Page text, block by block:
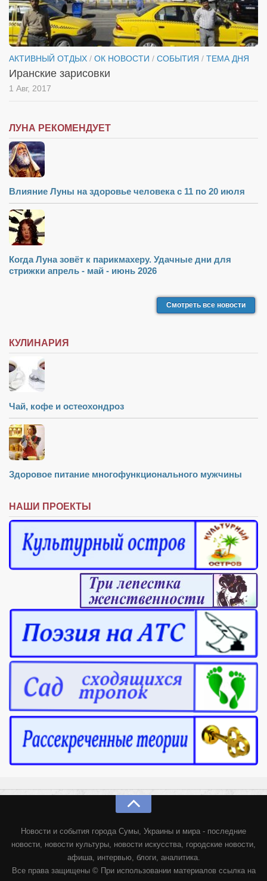
АКТИВНЫЙ ОТДЫХ / ОК НОВОСТИ / СОБЫТИЯ / ТЕМА ДНЯ
Иранские зарисовки
1 Авг, 2017
ЛУНА РЕКОМЕНДУЕТ
Влияние Луны на здоровье человека с 11 по 20 июля
Когда Луна зовёт к парикмахеру. Удачные дни для
стрижки апрель - май - июнь 2026
Смотреть все новости
КУЛИНАРИЯ
Чай, кофе и остеохондроз
Здоровое питание многофункционального мужчины
НАШИ ПРОЕКТЫ
Новости и события города Сумы, Украины и мира - последние
новости, новости культуры, новости искусства, городские новости,
афиша, интервью, блоги, аналитика.
Все права защищены © При использовании материалов ссылка на